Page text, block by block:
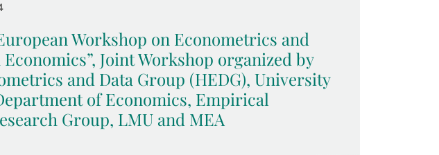
Workshop on Econometrics and
Joint Workshop organized by
and Data Group (HEDG), University
of Economics, Empirical
Group, LMU and MEA